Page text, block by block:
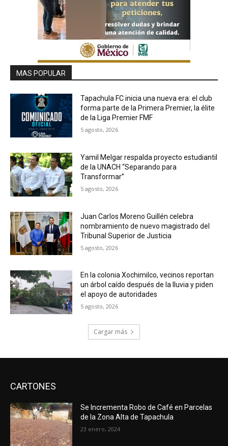
MAS POPULAR
Tapachula FC inicia una nueva era: el club
forma parte de la Primera Premier, la élite
de la Liga Premier FMF
5 agosto, 2026
Yamil Melgar respalda proyecto estudiantil
de la UNACH “Separando para
Transformar”
5 agosto, 2026
Juan Carlos Moreno Guillén celebra
nombramiento de nuevo magistrado del
Tribunal Superior de Justicia
5 agosto, 2026
En la colonia Xochimilco, vecinos reportan
un árbol caído después de la lluvia y piden
el apoyo de autoridades
5 agosto, 2026
Cargar más
CARTONES
Se Incrementa Robo de Café en Parcelas
de la Zona Alta de Tapachula
23 enero, 2024